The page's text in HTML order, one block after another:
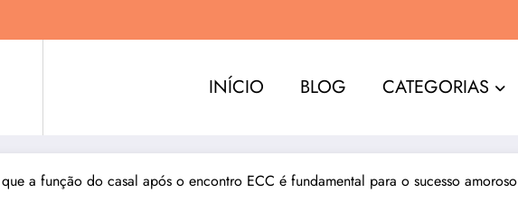
INÍCIO BLOG CATEGORIAS
a função do casal após o encontro ECC é fundamental para o sucesso amoroso